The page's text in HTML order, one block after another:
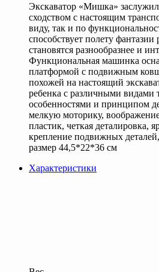
Экскаватор «Мишка»
сходством с настоящим
виду, так и по
способствует полету
становятся разнообразнее и
Функциональная машинка
платформой с подвижным
похожей на настоящий
ребенка с различными видами
особенностями и принципом
мелкую моторику,
пластик, четкая деталировка,
крепление подвижных
размер 44,5*22*36 см
Характеристики